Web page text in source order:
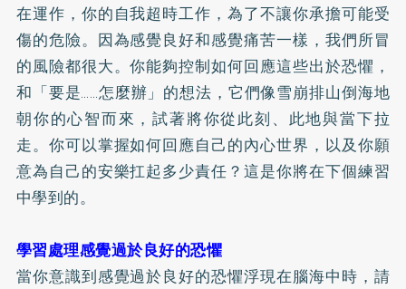
在運作，你的自我超時工作，為了不讓你承擔可能受
傷的危險。因為感覺良好和感覺痛苦一樣，我們所冒
的風險都很大。你能夠控制如何回應這些出於恐懼，
和「要是……怎麼辦」的想法，它們像雪崩排山倒海地
朝你的心智而來，試著將你從此刻、此地與當下拉
走。你可以掌握如何回應自己的內心世界，以及你願
意為自己的安樂扛起多少責任？這是你將在下個練習
中學到的。
學習處理感覺過於良好的恐懼
當你意識到感覺過於良好的恐懼浮現在腦海中時，請